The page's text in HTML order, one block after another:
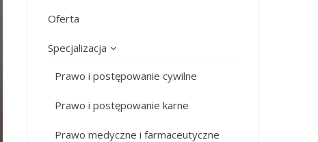
Oferta
Specjalizacja
Prawo i postępowanie cywilne
Prawo i postępowanie karne
Prawo medyczne i farmaceutyczne